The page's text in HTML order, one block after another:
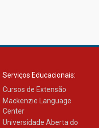
Serviços Educacionais:
Cursos de Extensão
Mackenzie Language
Center
Universidade Aberta do